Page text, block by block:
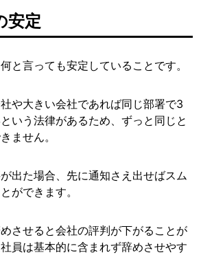
安定
と言っても安定していることです。
や大きい会社であれば同じ部署で3
いう法律があるため、ずっと同じと
ません。
出た場合、先に通知さえ出せばスム
ができます。
させると会社の評判が下がることが
員は基本的に含まれず辞めさせやす